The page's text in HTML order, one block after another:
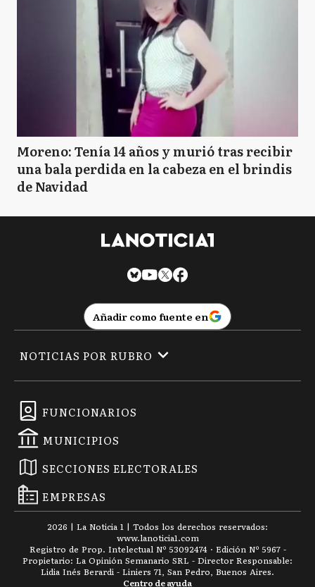
Moreno: Tenía 14 años y murió tras recibir
una bala perdida en la cabeza en el brindis
de Navidad
Añadir como fuente en
FUNCIONARIOS
MUNICIPIOS
SECCIONES ELECTORALES
EMPRESAS
NOTICIAS POR RUBRO
2026 | La Noticia 1 | Todos los derechos reservados:
www.lanoticia1.com
Registro de Prop. Intelectual Nº 53092474 · Edición Nº 5967 -
Propietario: La Opinión Semanario SRL - Director Responsable:
Lidia Inés Berardi - Liniers 71, San Pedro, Buenos Aires.
Centro de ayuda